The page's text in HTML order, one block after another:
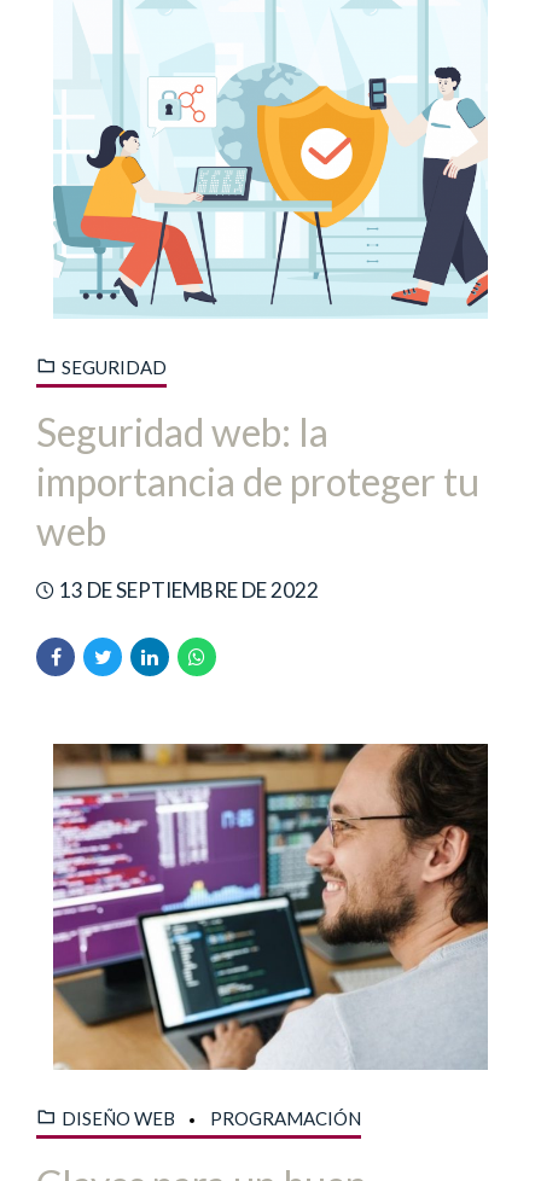
SEGURIDAD
Seguridad web: la
importancia de proteger tu
web
13 DE SEPTIEMBRE DE 2022
DISEÑO WEB PROGRAMACIÓN